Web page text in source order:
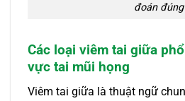
đoán đúng
Các loại viêm tai giữa
vực tai mũi họng
Viêm tai giữa là thuật ngữ